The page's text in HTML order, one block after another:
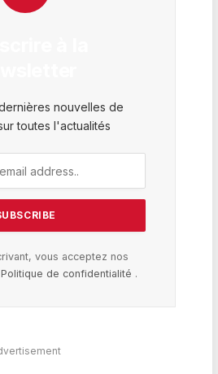
nouvelles de
toutes l'actualités
vous acceptez nos
Politique de confidentialité .